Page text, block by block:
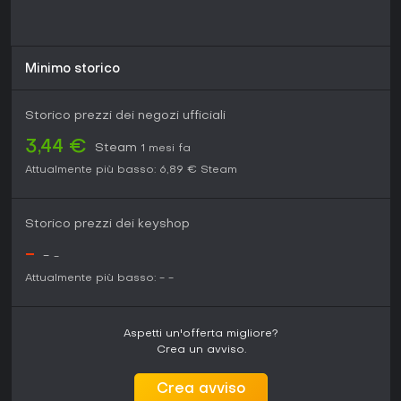
una scelta solida per chi cerca profondità strategica senza
vale la pena immergersi nell'ultima resistenza dell'umanità.
Minimo storico
Storico prezzi dei negozi ufficiali
3,44 € Steam 1 mesi fa
Attualmente più basso: 6,89 € Steam
Storico prezzi dei keyshop
- - -
Attualmente più basso: - -
Aspetti un'offerta migliore?
Crea un avviso.
Crea avviso